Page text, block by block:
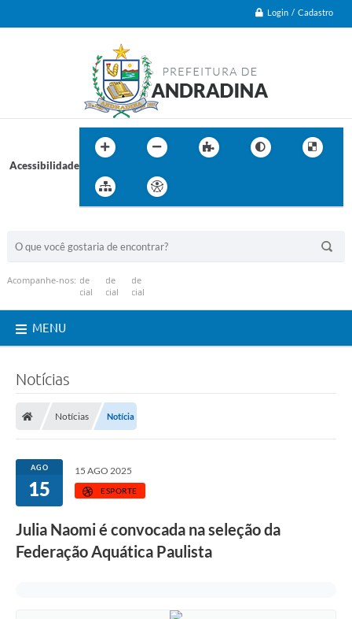
Login / Cadastro
Acessibilidade
Acompanhe-nos:
MENU
Notícias
Notícias Notícia
AGO
15
15 AGO 2025
ESPORTE
Julia Naomi é convocada na seleção da
Federação Aquática Paulista